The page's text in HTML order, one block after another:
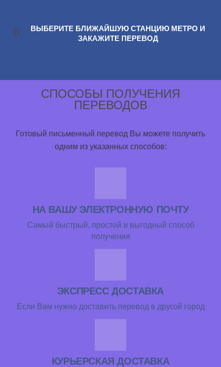
ВЫБЕРИТЕ БЛИЖАЙШУЮ СТАНЦИЮ МЕТРО И
ЗАКАЖИТЕ ПЕРЕВОД
СПОСОБЫ ПОЛУЧЕНИЯ
ПЕРЕВОДОВ
Готовый письменный перевод Вы можете получить
одним из указанных способов:
НА ВАШУ ЭЛЕКТРОННУЮ ПОЧТУ
Самый быстрый, простой и выгодный способ
получения
ЭКСПРЕСС ДОСТАВКА
Если Вам нужно доставить перевод в другой город
КУРЬЕРСКАЯ ДОСТАВКА